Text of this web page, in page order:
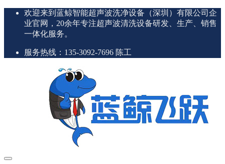
欢迎来到蓝鲸智能超声波洗净设备（深圳）有限公司企
业官网，20余年专注超声波清洗设备研发、生产、销售
一体化服务。
服务热线：135-3092-7696 陈工